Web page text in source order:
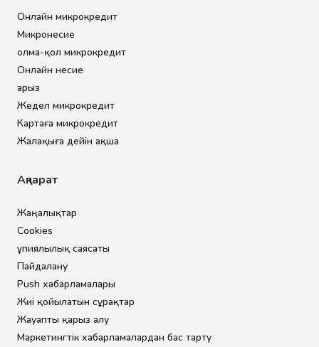
Онлайн микрокредит
Микронесие
Қолма-қол микрокредит
Онлайн несие
Қарыз
Жедел микрокредит
Картаға микрокредит
Жалақыға дейін ақша
Ақпарат
Жаңалықтар
Cookies
Құпиялылық саясаты
Пайдалану
Push хабарламалары
Жиі қойылатын сұрақтар
Жауапты қарыз алу
Маркетингтік хабарламалардан бас тарту